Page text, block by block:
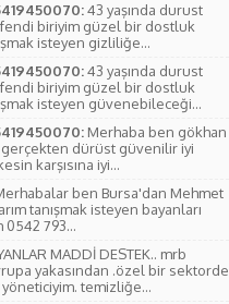
43 yaşında durust
biriyim güzel bir dostluk
isteyen gizliliğe...
43 yaşında durust
biriyim güzel bir dostluk
isteyen güvenebileceği...
Merhaba ben gökhan
gerçekten dürüst güvenilir iyi
karşısına iyi...
ben Bursa'dan Mehmet
tanışmak isteyen bayanları
793...
MADDİ DESTEK.. mrb
yakasından .özel bir sektorde
temizliğe...